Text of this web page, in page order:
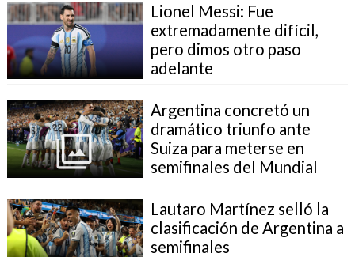
Lionel Messi: Fue
extremadamente difícil,
pero dimos otro paso
adelante
Argentina concretó un
dramático triunfo ante
Suiza para meterse en
semifinales del Mundial
Lautaro Martínez selló la
clasificación de Argentina a
semifinales